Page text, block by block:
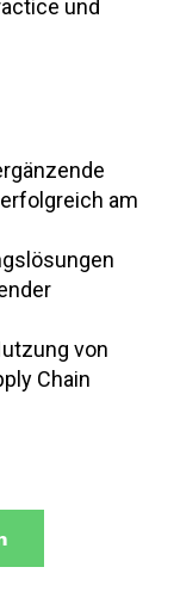
und
am
von
Chain